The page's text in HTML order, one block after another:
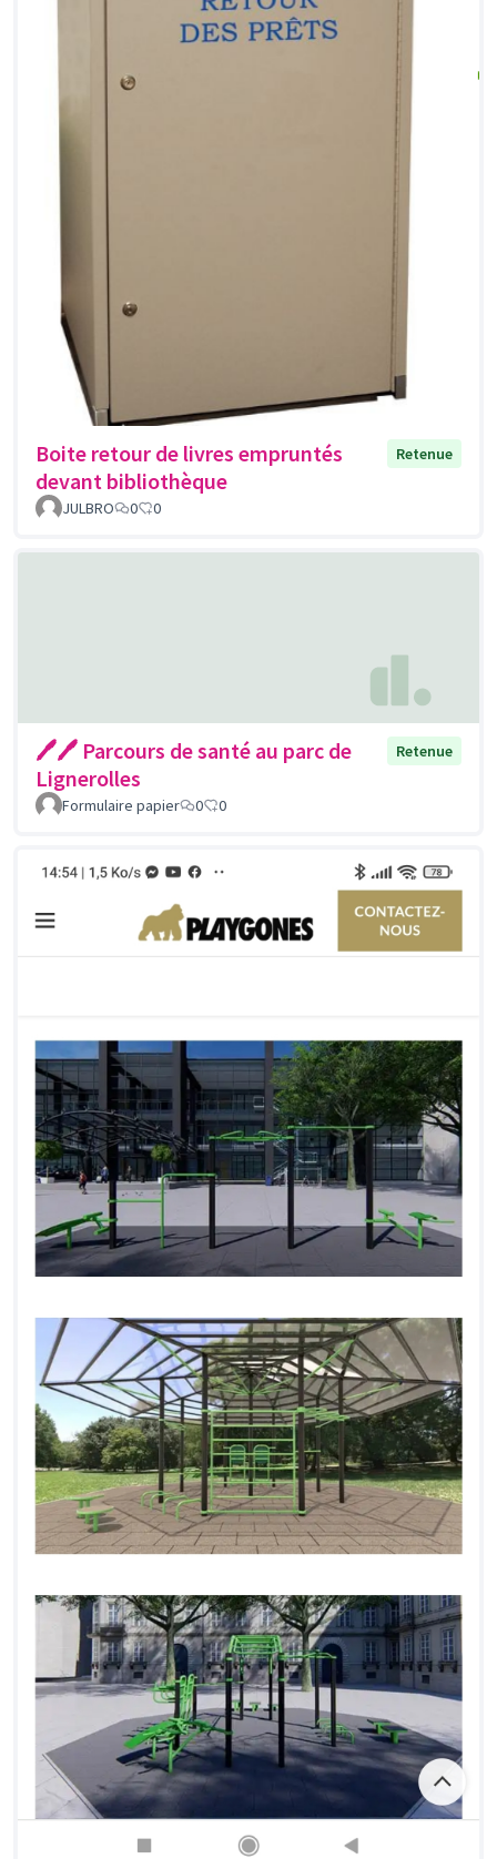
Boite retour de livres empruntés
devant bibliothèque
Retenue
JULBRO 0 0
🖊🖊 Parcours de santé au parc de
Lignerolles
Retenue
Formulaire papier 0 0